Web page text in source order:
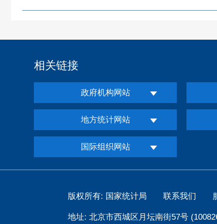
相关链接
政府机构网站
地方统计网站
国际组织网站
版权所有: 国家统计局 联系我们
地址: 北京市西城区月坛南街57号